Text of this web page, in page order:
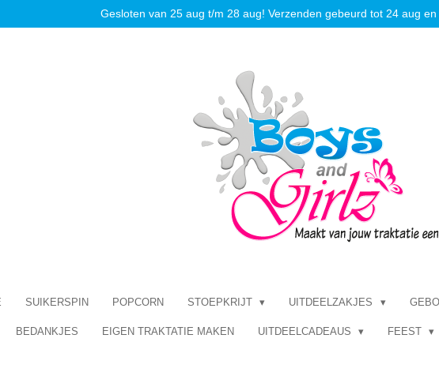
Gesloten van 25 aug t/m 28 aug! Verzenden gebeurd tot 24 aug
SUIKERSPIN POPCORN STOEPKRIJT UITDEELZAKJES
BEDANKJES EIGEN TRAKTATIE MAKEN UITDEELCADEAUS FEEST